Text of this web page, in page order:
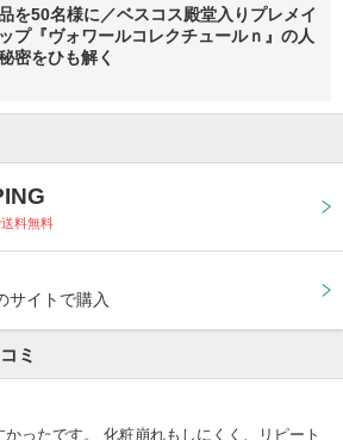
を50名様に／ベスコス殿堂入りプレメイ
プ『ヴォワールコレクチュールｎ』の人
密をひも解く
料無料
サイトで購入
ミ
ったです。 化粧崩れもしにくく、リピート